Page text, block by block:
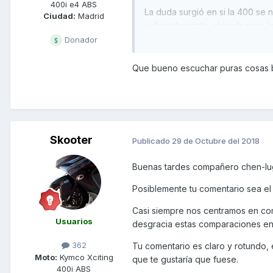
400i e4 ABS
Ciudad: Madrid
Donador
La duda surgió en si la 400 se
debajo del asiento y el top
Y todas esas dudas quedaron
Este post va dedicado a todos
El viernes salimos por la
pasajero y hueco de asiento y
regla no escrita que sitúa la
Km/h la moto circula entre
tranquila por Plasencia, zona
El sábado nos tocaba una ruta
desde Plasencia hasta
Que bueno escuchar puras cosas
Skooter
Usuarios
362
Moto: Kymco Xciting
400i ABS
Publicado 29 de Octubre del 2018
Buenas tardes compañero chen-
Posiblemente tu comentario sea
Casi siempre nos centramos en
desgracia estas comparaciones
Tu comentario es claro y
que te gustaría que fuese.